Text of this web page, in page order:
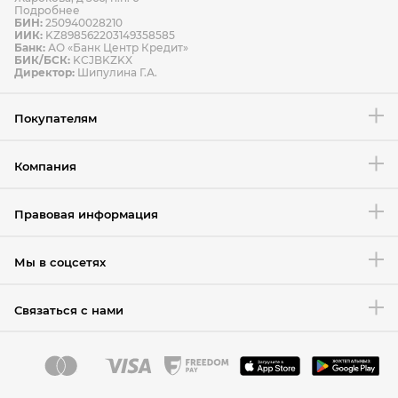
Условия возврата товара
Подробнее
БИН: 250940028210
ИИК: KZ898562203149358585
Банк: АО «Банк Центр Кредит»
БИК/БСК: KCJBKZKX
Директор: Шипулина Г.А.
Покупателям
Компания
Правовая информация
Мы в соцсетях
Связаться с нами